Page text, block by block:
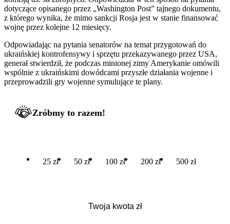
dotyczące opisanego przez „Washington Post” tajnego dokumentu,
z którego wynika, że mimo sankcji Rosja jest w stanie finansować
wojnę przez kolejne 12 miesięcy.
Odpowiadając na pytania senatorów na temat przygotowań do
ukraińskiej kontrofensywy i sprzętu przekazywanego przez USA,
generał stwierdził, że podczas minionej zimy Amerykanie omówili
wspólnie z ukraińskimi dowódcami przyszłe działania wojenne i
przeprowadzili gry wojenne symulujące te plany.
Zróbmy to razem!
25 zł 50 zł 100 zł 200 zł 500 zł